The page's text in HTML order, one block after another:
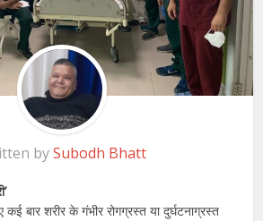
bySubodh Bhatt
कई बार शरीर के गंभीर रोगग्रस्त या दुर्घटनाग्रस्त